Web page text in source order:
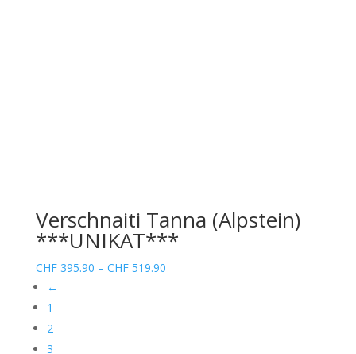
Verschnaiti Tanna (Alpstein)
***UNIKAT***
CHF395.90 – CHF519.90Preisspanne:
←
1
2
3